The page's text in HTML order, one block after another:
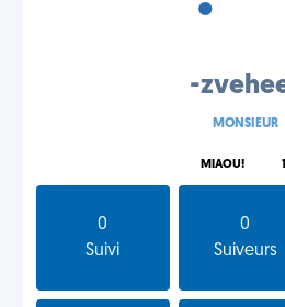
•
-
MONSIEUR
MIAOU!
0
Suivi
0
Suiveurs